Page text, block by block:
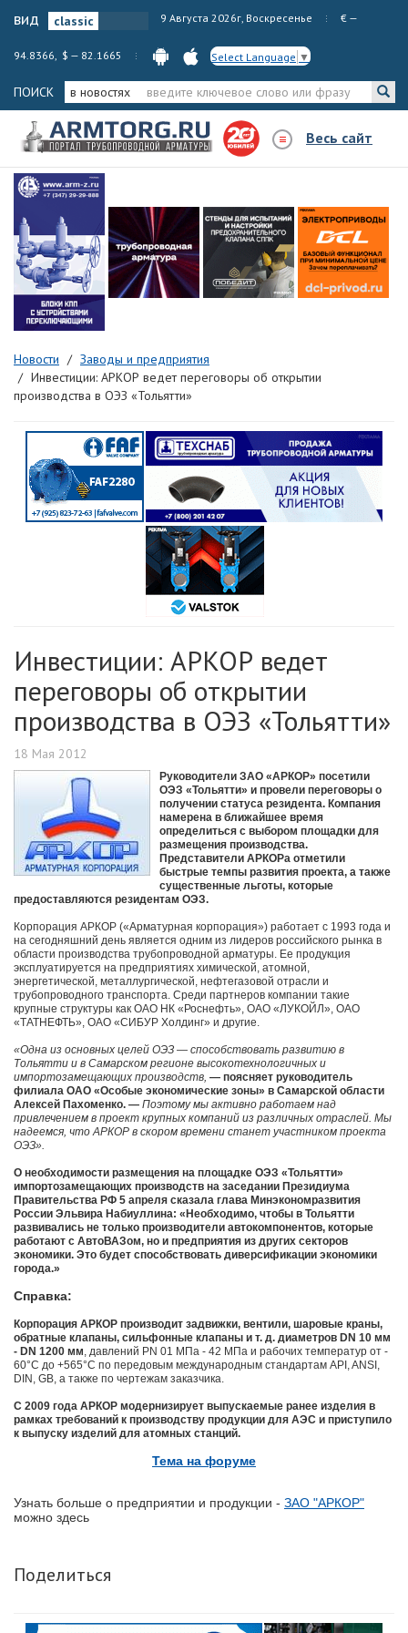
вид 9 Августа 2026г, Воскресенье € —
94.8366, $ — 82.1665 Select Language ▼
ПОИСК в новостях
Весь сайт
Новости
Заводы и предприятия
Инвестиции: АРКОР ведет переговоры об открытии
производства в ОЭЗ «Тольятти»
Инвестиции: АРКОР ведет
переговоры об открытии
производства в ОЭЗ «Тольятти»
18 Мая 2012
Руководители ЗАО «АРКОР» посетили
ОЭЗ «Тольятти» и провели переговоры о
получении статуса резидента. Компания
намерена в ближайшее время
определиться с выбором площадки для
размещения производства.
Представители АРКОРа отметили
быстрые темпы развития проекта, а также
существенные льготы, которые
предоставляются резидентам ОЭЗ.
Корпорация АРКОР («Арматурная корпорация») работает с 1993 года и
на сегодняшний день является одним из лидеров российского рынка в
области производства трубопроводной арматуры. Ее продукция
эксплуатируется на предприятиях химической, атомной,
энергетической, металлургической, нефтегазовой отрасли и
трубопроводного транспорта. Среди партнеров компании такие
крупные структуры как ОАО НК «Роснефть», ОАО «ЛУКОЙЛ», ОАО
«ТАТНЕФТЬ», ОАО «СИБУР Холдинг» и другие.
«Одна из основных целей ОЭЗ — способствовать развитию в
Тольятти и в Cамарском регионе высокотехнологичных и
импортозамещающих производств, — поясняет руководитель
филиала ОАО «Особые экономические зоны» в Самарской области
Алексей Пахоменко. — Поэтому мы активно работаем над
привлечением в проект крупных компаний из различных отраслей. Мы
надеемся, что АРКОР в скором времени станет участником проекта
ОЭЗ».
О необходимости размещения на площадке ОЭЗ «Тольятти»
импортозамещающих производств на заседании Президиума
Правительства РФ 5 апреля сказала глава Минэкономразвития
России Эльвира Набиуллина: «Необходимо, чтобы в Тольятти
развивались не только производители автокомпонентов, которые
работают с АвтоВАЗом, но и предприятия из других секторов
экономики. Это будет способствовать диверсификации экономики
города.»
Справка:
Корпорация АРКОР производит задвижки, вентили, шаровые краны,
обратные клапаны, сильфонные клапаны и т. д. диаметров DN 10 мм
- DN 1200 мм, давлений PN 01 МПа - 42 МПа и рабочих температур от -
60°С до +565°С по передовым международным стандартам API, ANSI,
DIN, GB, а также по чертежам заказчика.
С 2009 года АРКОР модернизирует выпускаемые ранее изделия в
рамках требований к производству продукции для АЭС и приступило
к выпуску изделий для атомных станций.
Тема на форуме
Узнать больше о предприятии и продукции - ЗАО "АРКОР"
можно здесь
Поделиться